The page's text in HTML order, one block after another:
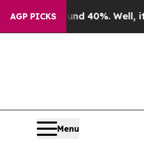
AGP PICKS
Around 40%. Well, it Didn’t
Menu